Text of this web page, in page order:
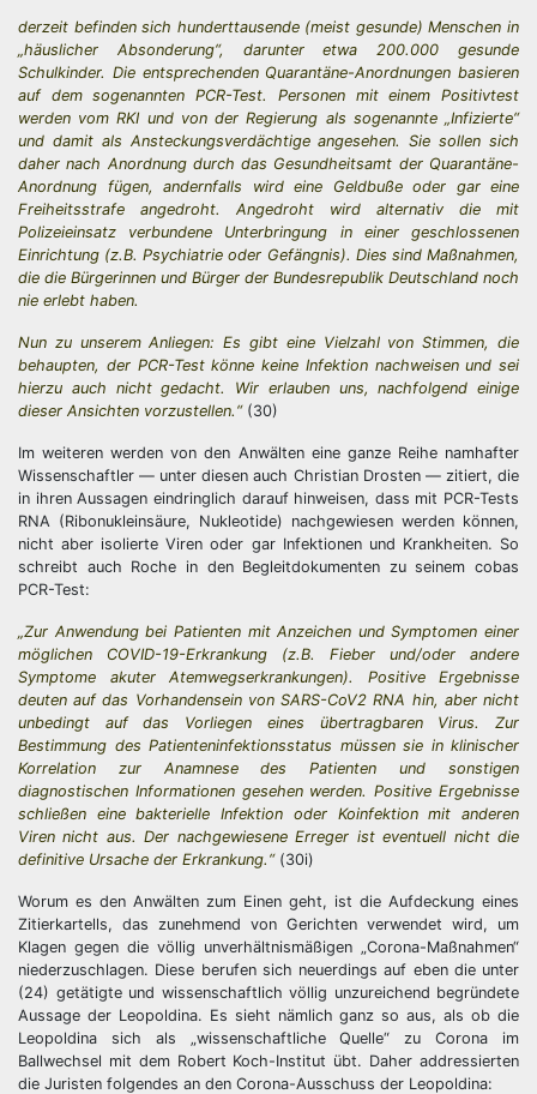
derzeit befinden sich hunderttausende (meist gesunde) Menschen in
„häuslicher Absonderung“, darunter etwa 200.000 gesunde
Schulkinder. Die entsprechenden Quarantäne-Anordnungen basieren
auf dem sogenannten PCR-Test. Personen mit einem Positivtest
werden vom RKI und von der Regierung als sogenannte „Infizierte“
und damit als Ansteckungsverdächtige angesehen. Sie sollen sich
daher nach Anordnung durch das Gesundheitsamt der Quarantäne-
Anordnung fügen, andernfalls wird eine Geldbuße oder gar eine
Freiheitsstrafe angedroht. Angedroht wird alternativ die mit
Polizeieinsatz verbundene Unterbringung in einer geschlossenen
Einrichtung (z.B. Psychiatrie oder Gefängnis). Dies sind Maßnahmen,
die die Bürgerinnen und Bürger der Bundesrepublik Deutschland noch
nie erlebt haben.
Nun zu unserem Anliegen: Es gibt eine Vielzahl von Stimmen, die
behaupten, der PCR-Test könne keine Infektion nachweisen und sei
hierzu auch nicht gedacht. Wir erlauben uns, nachfolgend einige
dieser Ansichten vorzustellen.“ (30)
Im weiteren werden von den Anwälten eine ganze Reihe namhafter
Wissenschaftler — unter diesen auch Christian Drosten — zitiert, die
in ihren Aussagen eindringlich darauf hinweisen, dass mit PCR-Tests
RNA (Ribonukleinsäure, Nukleotide) nachgewiesen werden können,
nicht aber isolierte Viren oder gar Infektionen und Krankheiten. So
schreibt auch Roche in den Begleitdokumenten zu seinem cobas
PCR-Test:
„Zur Anwendung bei Patienten mit Anzeichen und Symptomen einer
möglichen COVID-19-Erkrankung (z.B. Fieber und/oder andere
Symptome akuter Atemwegserkrankungen). Positive Ergebnisse
deuten auf das Vorhandensein von SARS-CoV2 RNA hin, aber nicht
unbedingt auf das Vorliegen eines übertragbaren Virus. Zur
Bestimmung des Patienteninfektionsstatus müssen sie in klinischer
Korrelation zur Anamnese des Patienten und sonstigen
diagnostischen Informationen gesehen werden. Positive Ergebnisse
schließen eine bakterielle Infektion oder Koinfektion mit anderen
Viren nicht aus. Der nachgewiesene Erreger ist eventuell nicht die
definitive Ursache der Erkrankung.“(30i)
Worum es den Anwälten zum Einen geht, ist die Aufdeckung eines
Zitierkartells, das zunehmend von Gerichten verwendet wird, um
Klagen gegen die völlig unverhältnismäßigen „Corona-Maßnahmen“
niederzuschlagen. Diese berufen sich neuerdings auf eben die unter
(24) getätigte und wissenschaftlich völlig unzureichend begründete
Aussage der Leopoldina. Es sieht nämlich ganz so aus, als ob die
Leopoldina sich als „wissenschaftliche Quelle“ zu Corona im
Ballwechsel mit dem Robert Koch-Institut übt. Daher addressierten
die Juristen folgendes an den Corona-Ausschuss der Leopoldina: